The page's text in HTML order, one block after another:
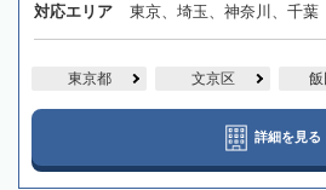
対応エリア 東京、埼玉、神奈川、千葉
東京都 文京区 飯
詳細を見る